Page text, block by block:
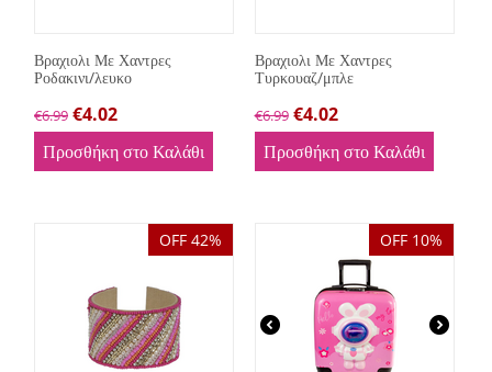
Βραχιολι Με Χαντρες
Ροδακινι/λευκο
€6.99 €4.02
Προσθήκη στο Καλάθι
Βραχιολι Με Χαντρες
Τυρκουαζ/μπλε
€6.99 €4.02
Προσθήκη στο Καλάθι
OFF 42% OFF 10%